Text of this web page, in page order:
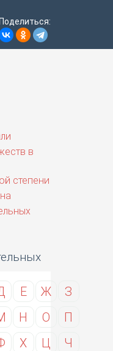
Поделиться:
в
степени
Е Ж
З
Н О
П
Х Ц
Ч